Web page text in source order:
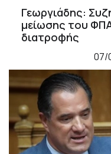
Γεωργιάδης:
μείωσης του
διατροφής
07/